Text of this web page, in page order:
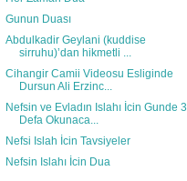
Gunun Duası
Abdulkadir Geylani (kuddise
sirruhu)’dan hikmetli ...
Cihangir Camii Videosu Esliginde
Dursun Ali Erzinc...
Nefsin ve Evladın Islahı İcin Gunde 3
Defa Okunaca...
Nefsi Islah İcin Tavsiyeler
Nefsin Islahı İcin Dua